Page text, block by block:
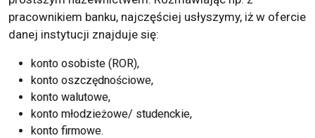
pracownikiem banku, najczęściej usłyszymy, iż w ofercie
danej instytucji znajduje się:
konto osobiste (ROR),
konto oszczędnościowe,
konto walutowe,
konto młodzieżowe/ studenckie,
konto firmowe.